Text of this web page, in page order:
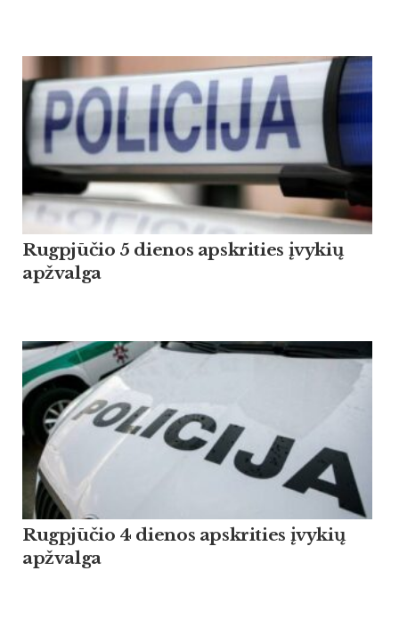
Rugpjūčio 5 dienos apskrities įvykių
apžvalga
Rugpjūčio 4 dienos apskrities įvykių
apžvalga